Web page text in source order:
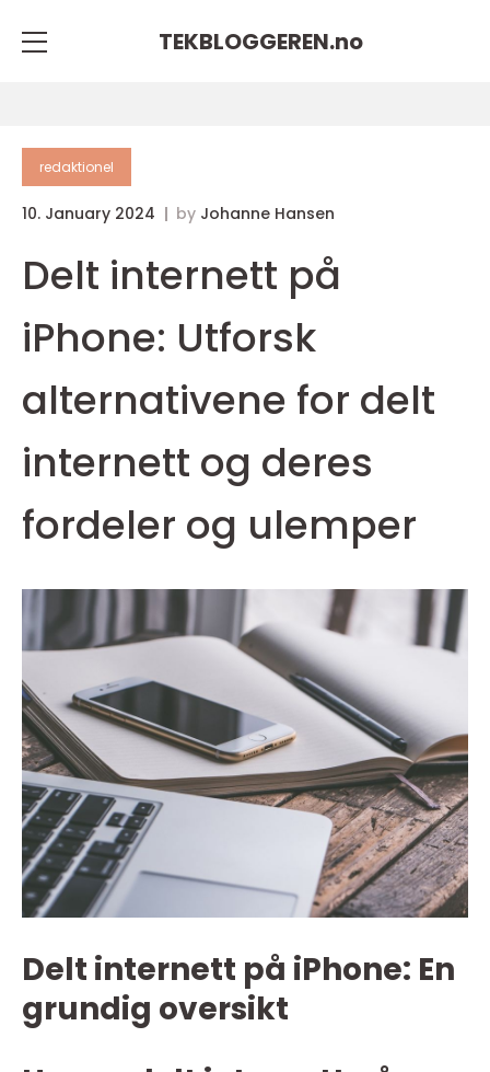
TEKBLOGGEREN.no
redaktionel
10. January 2024 by Johanne Hansen
Delt internett på
iPhone: Utforsk
alternativene for delt
internett og deres
fordeler og ulemper
Delt internett på iPhone: En
grundig oversikt